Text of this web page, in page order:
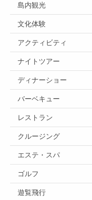
島内観光
文化体験
アクティビティ
ナイトツアー
ディナーショー
バーベキュー
レストラン
クルージング
エステ・スパ
ゴルフ
遊覧飛行